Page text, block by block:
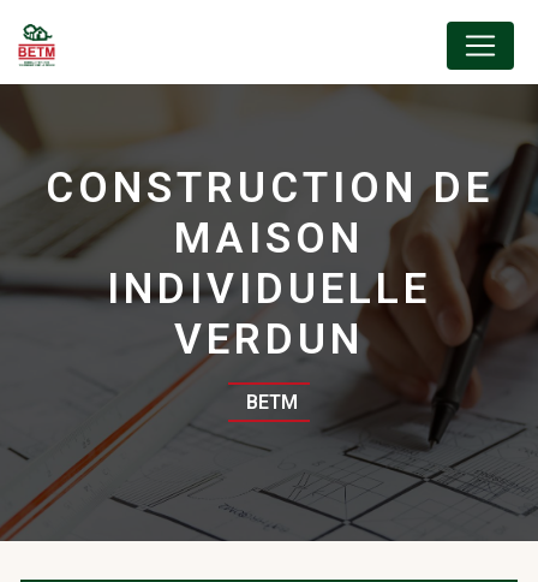
CONSTRUCTION DE
MAISON
INDIVIDUELLE
VERDUN
BETM